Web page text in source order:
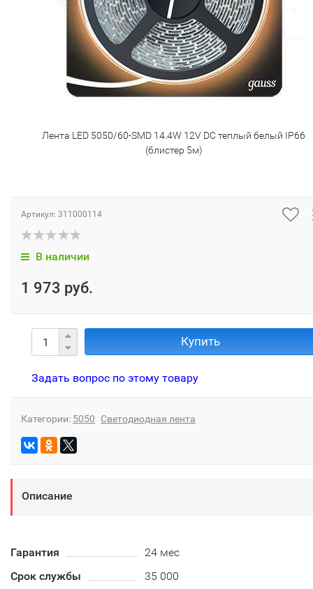
Лента LED 5050/60-SMD 14.4W 12V DC теплый белый IP66
(блистер 5м)
Артикул: 311000114
В наличии
1 973 руб.
Купить
Задать вопрос по этому товару
Категории: 5050 Светодиодная лента
Описание
Гарантия
24 мес
Срок службы
35 000